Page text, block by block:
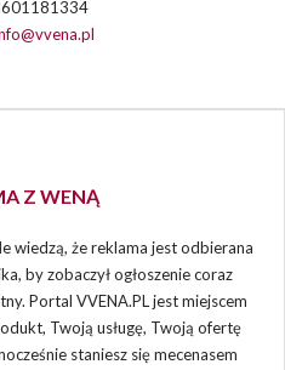
Z WENĄ
wiedzą, że reklama jest odbierana
by zobaczył ogłoszenie coraz
Portal VVENA.PL jest miejscem
Twoją usługę, Twoją ofertę
staniesz się mecenasem